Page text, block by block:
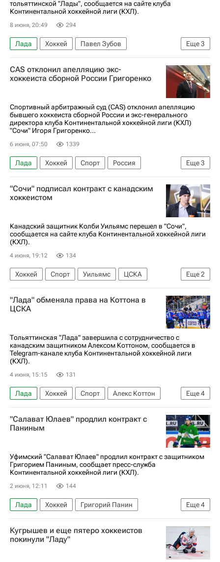
тольяттинской "Лады", сообщается на сайте клуба
Континентальной хоккейной лиги (КХЛ).
8 июня, 20:49 294
Еще3
Лада Хоккей
Павел Зубов
КХЛ 2025-2026
Игорь Горбенко
Владимир Чебатуркин
CAS отклонил апелляцию экс-
хоккеиста сборной России Григоренко
Спортивный арбитражный суд (CAS) отклонил апелляцию
бывшего хоккеиста сборной России и экс-генерального
директора клуба Континентальной хоккейной лиги (КХЛ)
"Сочи" Игоря Григоренко...
6 июня, 07:50 1339
Еще3
Лада Хоккей Спорт
Россия
Игорь Григоренко
Северсталь
КХЛ 2025-2026
"Сочи" подписал контракт с канадским
хоккеистом
Канадский защитник Колби Уильямс перешел в "Сочи",
сообщается на сайте клуба Континентальной хоккейной лиги
(КХЛ).
4 июня, 19:12 134
Еще2
Хоккей Спорт Уильямс
ЦСКА
КХЛ 2025-2026
Сочи
"Лада" обменяла права на Коттона в
ЦСКА
Тольяттинская "Лада" завершила с сотрудничество с
канадским защитником Алексом Коттоном, сообщается в
Telegram-канале клуба Континентальной хоккейной лиги
(КХЛ).
4 июня, 15:15 131
Еще4
Лада Хоккей Спорт
Алекс Коттон
Павел Кудрявцев
ЦСКА
ХК Динамо (Москва)
КХЛ 2025-2026
"Салават Юлаев" продлил контракт с
Паниным
Уфимский "Салават Юлаев" продлил контракт с защитником
Григорием Паниным, сообщает пресс-служба
Континентальной хоккейной лиги (КХЛ).
2 июня, 12:11 144
Еще4
Лада Хоккей
Григорий Панин
Салават Юлаев
ЦСКА
КХЛ 2025-2026
Спорт
Кугрышев и еще пятеро хоккеистов
покинули "Ладу"